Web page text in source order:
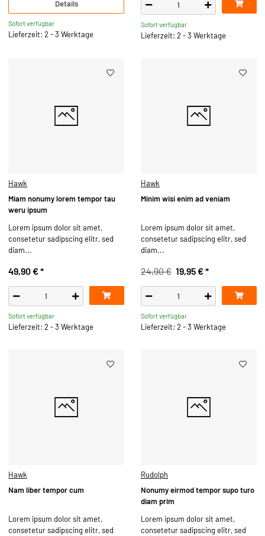
Details
Sofort verfügbar
Lieferzeit: 2 - 3 Werktage
Sofort verfügbar
Lieferzeit: 2 - 3 Werktage
Hawk
Miam nonumy lorem tempor tau
weru ipsum
Lorem ipsum dolor sit amet,
consetetur sadipscing elitr, sed
diam...
49,90 €*
Sofort verfügbar
Lieferzeit: 2 - 3 Werktage
Hawk
Minim wisi enim ad veniam
Lorem ipsum dolor sit amet,
consetetur sadipscing elitr, sed
diam...
24,90 € 19,95 €*
Sofort verfügbar
Lieferzeit: 2 - 3 Werktage
Hawk
Nam liber tempor cum
Lorem ipsum dolor sit amet,
consetetur sadipscing elitr, sed
Rudolph
Nonumy eirmod tempor supo turo
diam prim
Lorem ipsum dolor sit amet,
consetetur sadipscing elitr, sed